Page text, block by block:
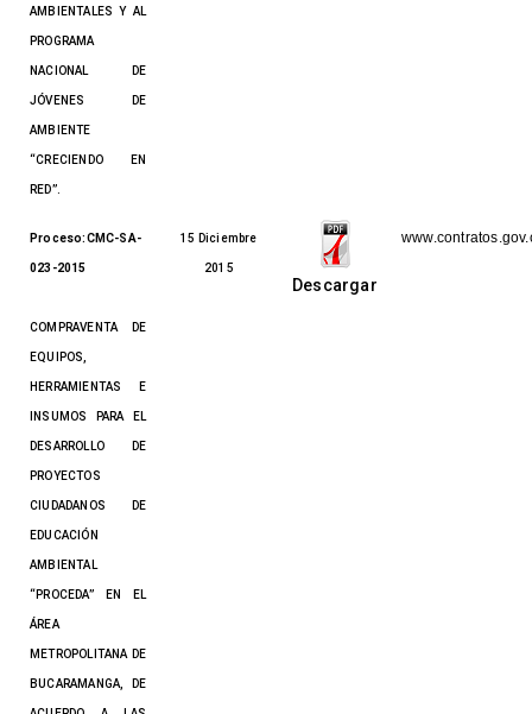
AMBIENTALES Y AL
PROGRAMA
NACIONAL DE
JÓVENES DE
AMBIENTE
“CRECIENDO EN
RED”.
Proceso:CMC-SA-
023-2015
COMPRAVENTA DE
EQUIPOS,
HERRAMIENTAS E
INSUMOS PARA EL
DESARROLLO DE
PROYECTOS
CIUDADANOS DE
EDUCACIÓN
AMBIENTAL
“PROCEDA” EN EL
ÁREA
METROPOLITANA DE
BUCARAMANGA, DE
15 Diciembre
2015
Descargar